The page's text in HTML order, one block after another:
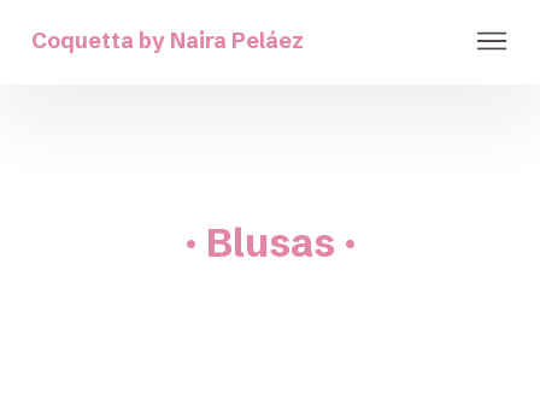
Coquetta by Naira Peláez
· Blusas ·